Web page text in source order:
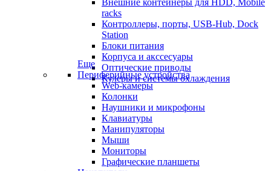
Внешние контейнеры для HDD, Mobile
racks
Контроллеры, порты, USB-Hub, Dock
Station
Блоки питания
Корпуса и акссесуары
Оптические приводы
Кулеры и системы охлаждения
Еще
Периферийные устройства
Web-камеры
Колонки
Наушники и микрофоны
Клавиатуры
Манипуляторы
Мыши
Мониторы
Графические планшеты